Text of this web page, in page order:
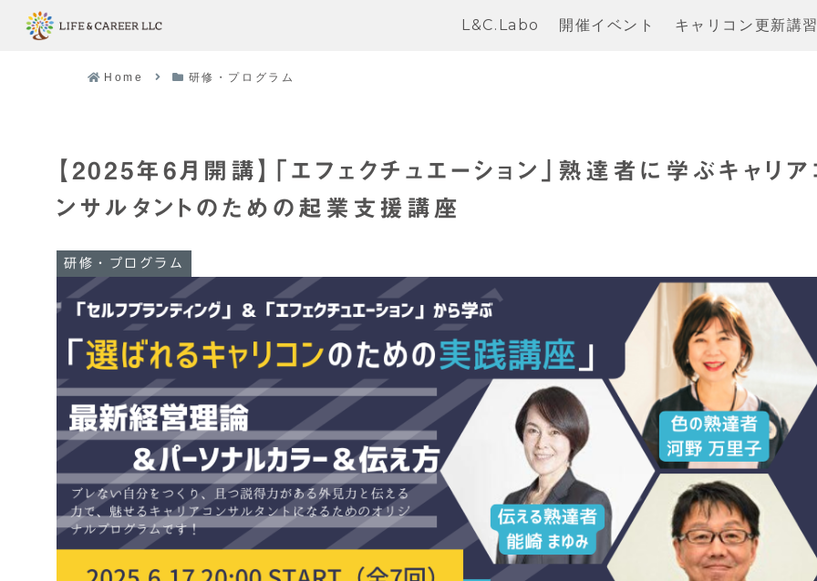
L&C.Labo 開催イベント キャリコン更新講
Home 研修・プログラム
【2025年6月開講】「エフェクチュエーション」熟達者に学ぶキャリア
ンサルタントのための起業支援講座
研修・プログラム